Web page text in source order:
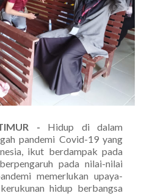
- Hidup di dalam
pandemi Covid-19 yang
ikut berdampak pada
pada nilai-nilai
memerlukan upaya-
hidup berbangsa